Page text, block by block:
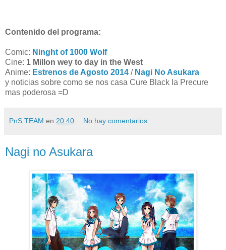
Contenido del programa:
Comic: Ninght of 1000 Wolf
Cine: 1 Millon wey to day in the West
Anime: Estrenos de Agosto 2014 / Nagi No Asukara
y noticias sobre como se nos casa Cure Black la Precure
mas poderosa =D
PnS TEAM en 20:40 No hay comentarios:
Nagi no Asukara